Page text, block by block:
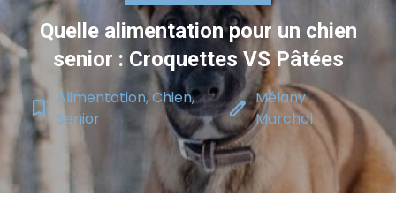
Quelle alimentation pour un chien
senior : Croquettes VS Pâtées
bookmark_border
Alimentation, Chien,
Senior
edit Mélany
Marchal